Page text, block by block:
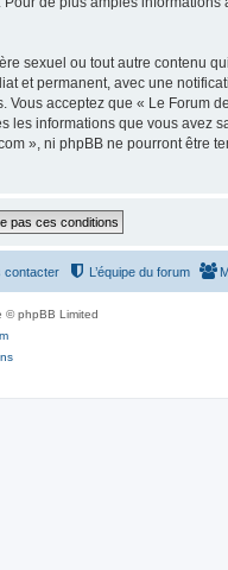
sexuel ou tout autre contenu
et permanent, avec une
acceptez que « Le Forum
informations que vous avez
», ni phpBB ne pourront être
L’équipe du forum
contacter
© phpBB Limited